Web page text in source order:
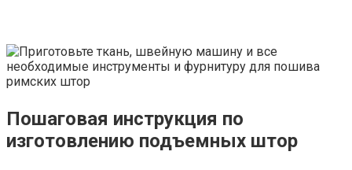
Пошаговая инструкция по
изготовлению подъемных штор